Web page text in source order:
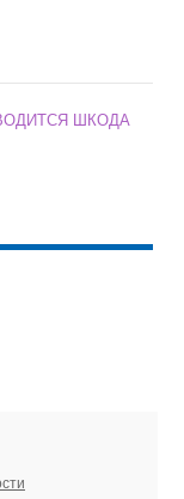
ШКОДА